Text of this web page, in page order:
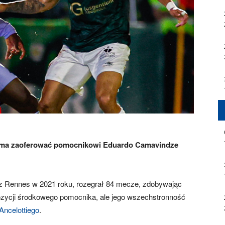
zaoferować pomocnikowi Eduardo Camavindze
Rennes w 2021 roku, rozegrał 84 mecze, zdobywając
środkowego pomocnika, ale jego wszechstronność
.